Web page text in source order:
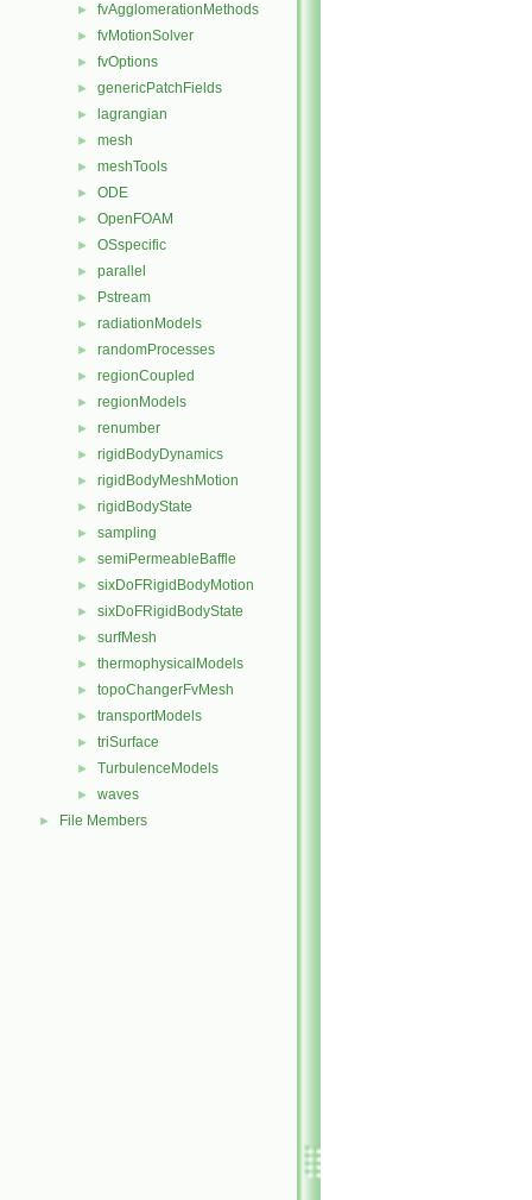
► fvAgglomerationMethods
► fvMotionSolver
► fvOptions
► genericPatchFields
► lagrangian
► mesh
► meshTools
► ODE
► OpenFOAM
► OSspecific
► parallel
► Pstream
► radiationModels
► randomProcesses
► regionCoupled
► regionModels
► renumber
► rigidBodyDynamics
► rigidBodyMeshMotion
► rigidBodyState
► sampling
► semiPermeableBaffle
► sixDoFRigidBodyMotion
► sixDoFRigidBodyState
► surfMesh
► thermophysicalModels
► topoChangerFvMesh
► transportModels
► triSurface
► TurbulenceModels
► waves
► File Members